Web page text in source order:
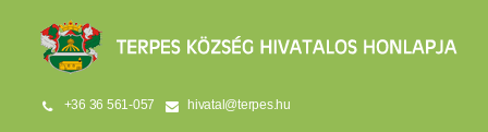
+36 36 561-057 hivatal@terpes.hu